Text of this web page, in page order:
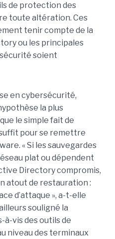
de protection des
toute altération. Ces
tenir compte de la
ou les principales
soient
en cybersécurité,
la plus
le simple fait de
pour se remettre
« Si les sauvegardes
plat ou dépendent
Directory compromis,
atout de restauration :
d’attaque », a-t-elle
souligné la
à-vis des outils de
niveau des terminaux